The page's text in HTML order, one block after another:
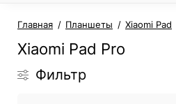
Главная Планшеты Xiaomi Pad
Xiaomi Pad Pro
Фильтр